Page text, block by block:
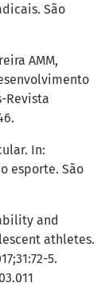
São
AMM,
Revista
In:
esporte. São
and
athletes.
5.